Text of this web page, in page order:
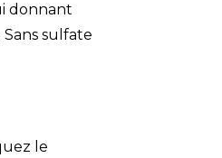
donnant
sulfate
le